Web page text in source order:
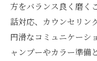
方をバランス良く磨く
話対応、カウンセリン
円滑なコミュニケーシ
ャンプーやカラー準備